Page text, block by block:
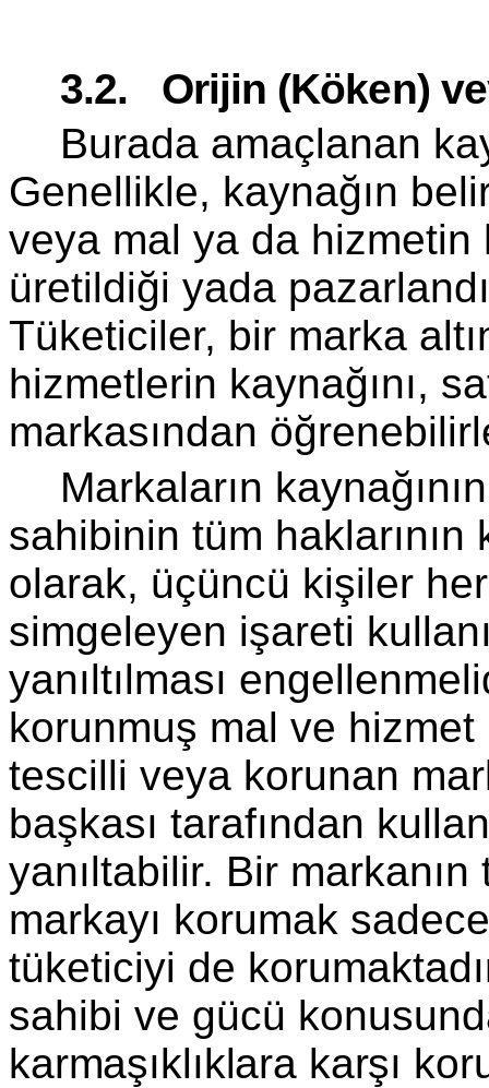
3.2. Orijin (Köken)
Burada amaçlanan
Genellikle, kaynağın
veya mal ya da hizmetin
üretildiği yada
Tüketiciler, bir marka
hizmetlerin kaynağını,
markasından
Markaların
sahibinin tüm haklarının
olarak, üçüncü kişiler
simgeleyen işareti
yanıltılması
korunmuş mal ve hizmet
tescilli veya korunan
başkası ta­rafından
yanıltabilir. Bir
markayı korumak
tüketiciyi de
sahibi ve gücü
karmaşıklıklara karşı